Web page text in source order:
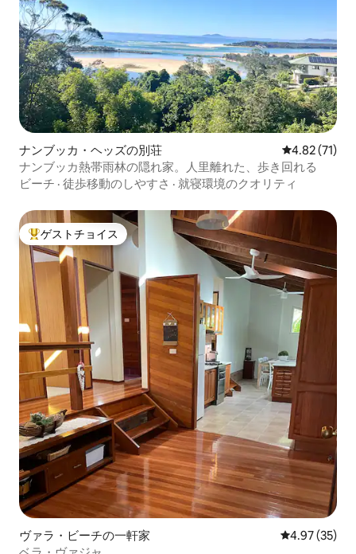
ナンブッカ・ヘッズの別荘 レビュー71
4.82 (71)
ナンブッカ熱帯雨林の隠れ家。人里離れた、歩き回れる
ビーチ · 徒歩移動のしやすさ · 就寝環境のクオリティ
大好評のゲストチョイスです。
ゲストチョイス
ヴァラ・ビーチの一軒家 レビュー35
4.97 (35)